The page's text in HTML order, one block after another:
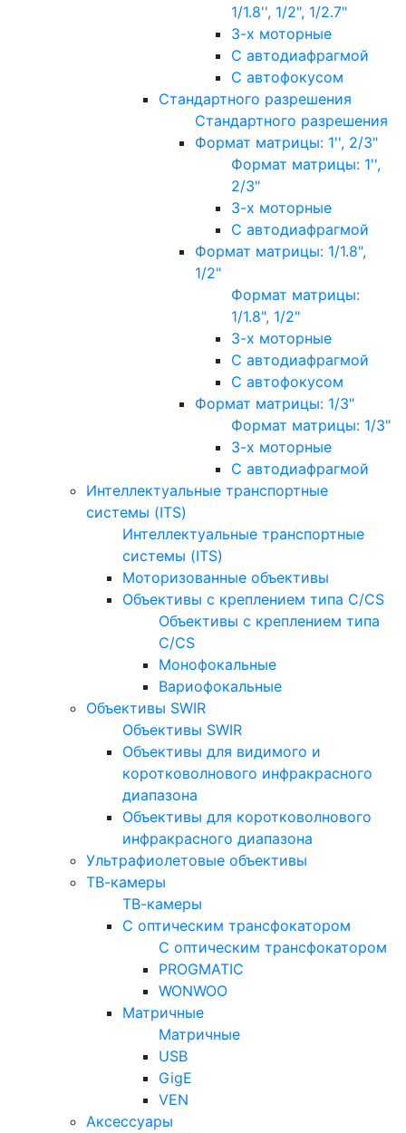
1/1.8'', 1/2", 1/2.7"
3-х моторные
С автодиафрагмой
С автофокусом
Стандартного разрешения
Стандартного разрешения
Формат матрицы: 1'', 2/3"
Формат матрицы: 1'',
2/3"
3-х моторные
С автодиафрагмой
Формат матрицы: 1/1.8",
1/2"
Формат матрицы:
1/1.8", 1/2"
3-х моторные
С автодиафрагмой
С автофокусом
Формат матрицы: 1/3"
Формат матрицы: 1/3"
3-х моторные
С автодиафрагмой
Интеллектуальные транспортные
системы (ITS)
Интеллектуальные транспортные
системы (ITS)
Моторизованные объективы
Объективы с креплением типа C/CS
Объективы с креплением типа
C/CS
Монофокальные
Вариофокальные
Объективы SWIR
Объективы SWIR
Объективы для видимого и
коротковолнового инфракрасного
диапазона
Объективы для коротковолнового
инфракрасного диапазона
Ультрафиолетовые объективы
ТВ-камеры
ТВ-камеры
С оптическим трансфокатором
С оптическим трансфокатором
PROGMATIC
WONWOO
Матричные
Матричные
USB
GigE
VEN
Аксессуары